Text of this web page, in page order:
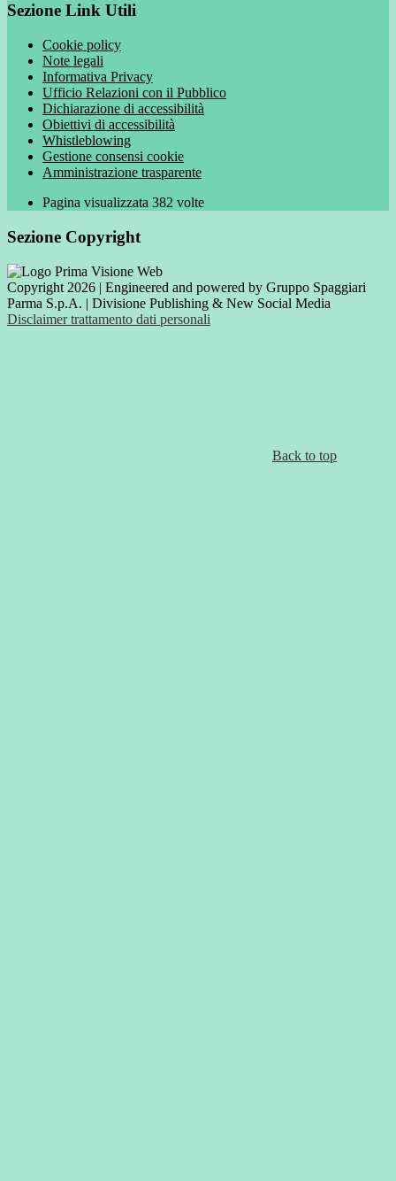
Sezione Link Utili
Cookie policy
Note legali
Informativa Privacy
Ufficio Relazioni con il Pubblico
Dichiarazione di accessibilità
Obiettivi di accessibilità
Whistleblowing
Gestione consensi cookie
Amministrazione trasparente
Pagina visualizzata 382 volte
Sezione Copyright
Copyright 2026 | Engineered and powered by Gruppo Spaggiari
Parma S.p.A. | Divisione Publishing & New Social Media
Disclaimer trattamento dati personali
Back to top